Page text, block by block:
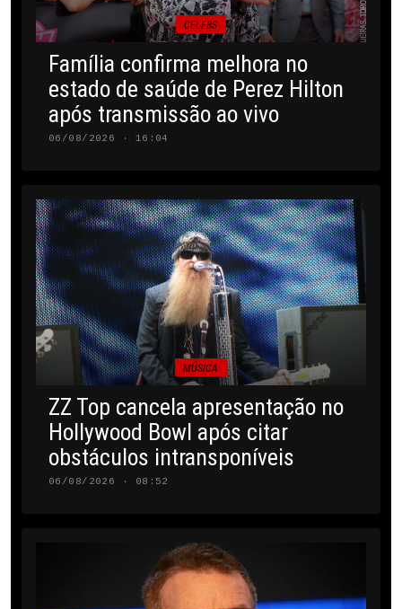
CELEBS
Família confirma melhora no
estado de saúde de Perez Hilton
após transmissão ao vivo
06/08/2026 · 16:04
MÚSICA
ZZ Top cancela apresentação no
Hollywood Bowl após citar
obstáculos intransponíveis
06/08/2026 · 08:52